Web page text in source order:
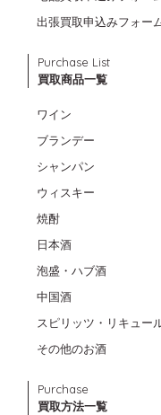
出張買取申込みフォー
Purchase List
買取商品一覧
ワイン
ブランデー
シャンパン
ウィスキー
焼酎
日本酒
泡盛・ハブ酒
中国酒
スピリッツ・リキュー
その他のお酒
Purchase
買取方法一覧